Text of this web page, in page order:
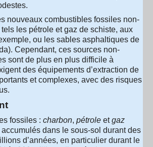
nouveaux combustibles fossiles non-
les pétrole et gaz de schiste, aux
ou les sables asphaltiques de
Cependant, ces sources non-
sont de plus en plus difficile à
des équipements d’extraction de
et complexes, avec des risques
fossiles : charbon, pétrole etgaz
accumulés dans le sous-sol durant des
d’années, en particulier durant le